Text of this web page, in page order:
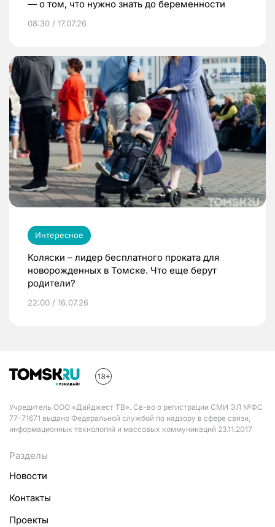
— о том, что нужно знать до беременности
08:30 / 17.07.26
Интересное
Коляски – лидер бесплатного проката для
новорожденных в Томске. Что еще берут
родители?
22:00 / 16.07.26
Учредитель ООО «Дайджест ТВ». Св-во о регистрации СМИ ЭЛ №ФС
77-71671 выдано Федеральной службой по надзору в сфере связи,
информационных технологий и массовых коммуникаций 23.11.2017
Разделы
Новости
Контакты
Проекты